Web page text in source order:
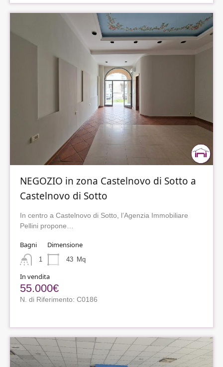
NEGOZIO in zona Castelnovo di Sotto a
Castelnovo di Sotto
In centro a Castelnovo di Sotto, l’Agenzia Immobiliare
Pellini propone…
Bagni
1
Dimensione
43 Mq
In vendita
55.000€
N. di Riferimento: C0186